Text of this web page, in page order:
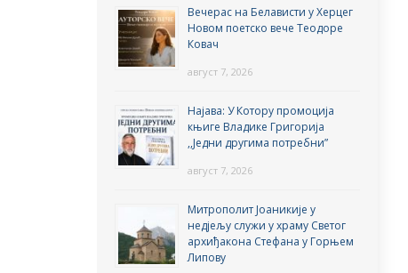
Вечерас на Белависти у Херцег
Новом поетско вече Теодоре
Ковач
август 7, 2026
Најава: У Котору промоција
књиге Владике Григорија
,,Једни другима потребни”
август 7, 2026
Митрополит Јоаникије у
недјељу служи у храму Светог
архиђакона Стефана у Горњем
Липову